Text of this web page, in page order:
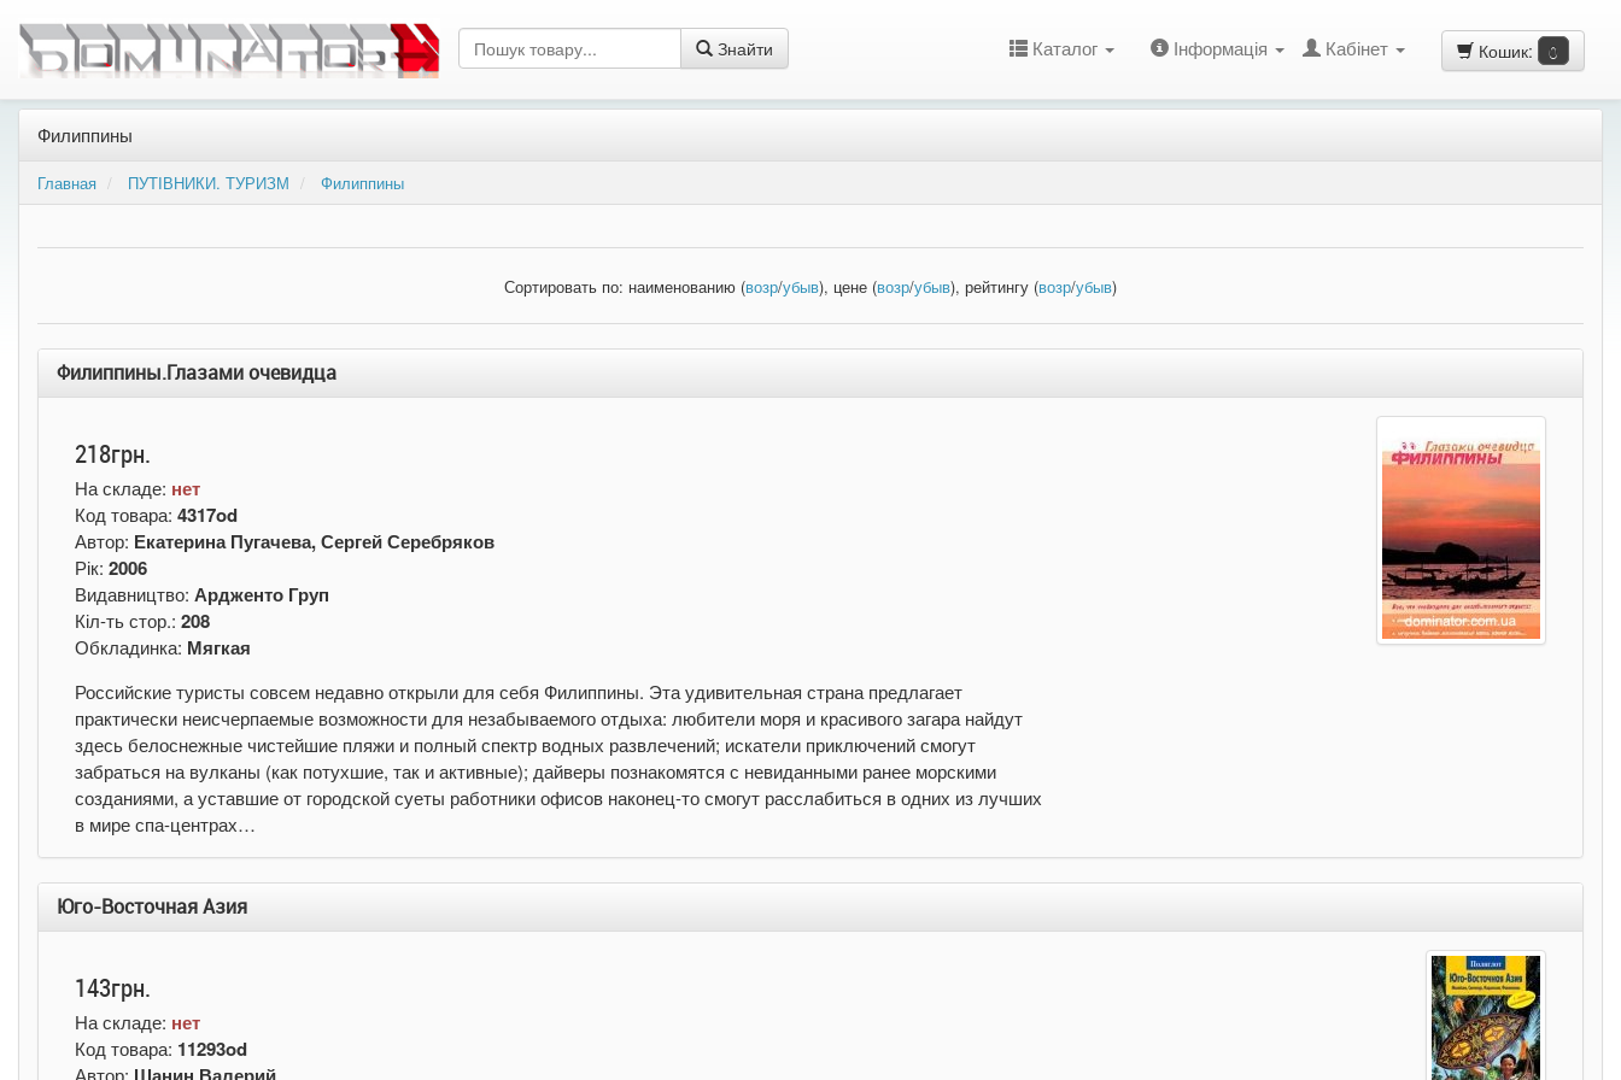
Знайти Кабінет Кошик: 0
Каталог Інформація
Филиппины
Главная ПУТІВНИКИ. ТУРИЗМ Филиппины
Сортировать по: наименованию (возр/убыв), цене (возр/убыв), рейтингу (возр/убыв)
Филиппины.Глазами очевидца
218грн.
На складе: нет
Код товара: 4317od
Автор: Екатерина Пугачева, Сергей Серебряков
Рік: 2006
Видавництво: Ардженто Груп
Кіл-ть стор.: 208
Обкладинка: Мягкая
Российские туристы совсем недавно открыли для себя Филиппины. Эта удивительная страна предлагает
практически неисчерпаемые возможности для незабываемого отдыха: любители моря и красивого загара найдут
здесь белоснежные чистейшие пляжи и полный спектр водных развлечений; искатели приключений смогут
забраться на вулканы (как потухшие, так и активные); дайверы познакомятся с невиданными ранее морскими
созданиями, а уставшие от городской суеты работники офисов наконец-то смогут расслабиться в одних из лучших
в мире спа-центрах…
Юго-Восточная Азия
143грн.
На складе: нет
Код товара: 11293od
Автор: